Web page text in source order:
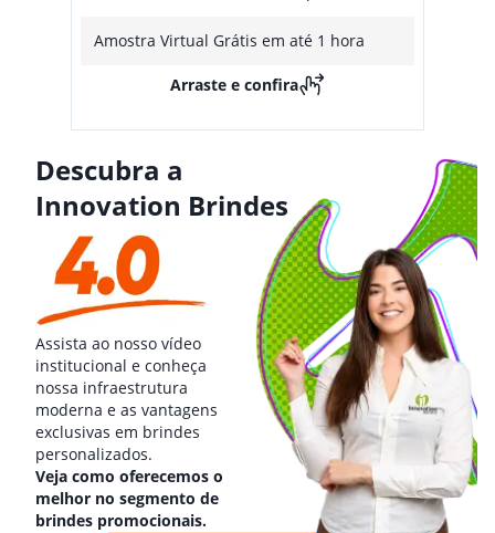
Amostra Virtual Grátis em até 1 hora
Arraste e confira
Descubra a
Innovation Brindes
Assista ao nosso vídeo
institucional e conheça
nossa infraestrutura
moderna e as vantagens
exclusivas em brindes
personalizados.
Veja como oferecemos o
melhor no segmento de
brindes promocionais.